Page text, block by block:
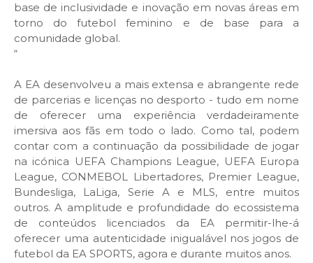
base de inclusividade e inovação em novas áreas em
torno do futebol feminino e de base para a
comunidade global.
“
A EA desenvolveu a mais extensa e abrangente rede
de parcerias e licenças no desporto - tudo em nome
de oferecer uma experiência verdadeiramente
imersiva aos fãs em todo o lado. Como tal, podem
contar com a continuação da possibilidade de jogar
na icónica UEFA Champions League, UEFA Europa
League, CONMEBOL Libertadores, Premier League,
Bundesliga, LaLiga, Serie A e MLS, entre muitos
outros. A amplitude e profundidade do ecossistema
de conteúdos licenciados da EA permitir-lhe-á
oferecer uma autenticidade inigualável nos jogos de
futebol da EA SPORTS, agora e durante muitos anos.